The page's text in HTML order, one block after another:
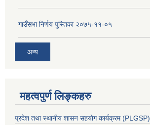
गाउँसभा निर्णय पुस्तिका २०७५-११-०५
अन्य
महत्वपुर्ण लिङ्कहरु
प्रदेश तथा स्थानीय शासन सहयाेग कार्यक्रम (PLGSP)